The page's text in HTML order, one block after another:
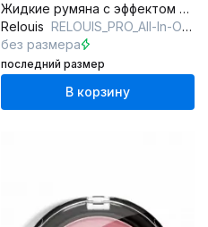
Жидкие румяна с эффектом second skin, 3,5 г, универсальные оттенки
Relouis RELOUIS_PRO_All-In-One_Liquid_Blush тон:01, coral
без размера
последний размер
В корзину